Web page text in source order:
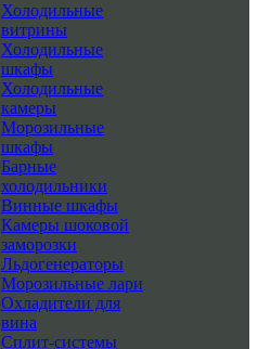
Холодильные
витрины
Холодильные
шкафы
Холодильные
камеры
Морозильные
шкафы
Барные
холодильники
Винные шкафы
Камеры шоковой
заморозки
Льдогенераторы
Морозильные лари
Охладители для
вина
Сплит-системы